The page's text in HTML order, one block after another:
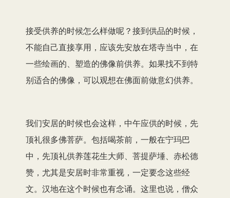
接受供养的时候怎么样做呢？接到供品的时候，
不能自己直接享用，应该先安放在塔寺当中，在
一些绘画的、塑造的佛像前供养。如果找不到特
别适合的佛像，可以观想在佛面前做意幻供养。
我们安居的时候也会这样，中午应供的时候，先
顶礼很多佛菩萨。包括喝茶前，一般在宁玛巴
中，先顶礼供养莲花生大师、菩提萨埵、赤松德
赞，尤其是安居时非常重视，一定要念这些经
文。汉地在这个时候也有念诵。这里也说，僧众